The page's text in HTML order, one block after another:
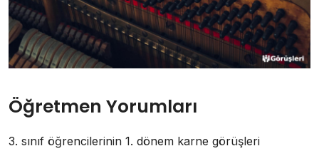
Öğretmen Yorumları
3. sınıf öğrencilerinin 1. dönem karne görüşleri